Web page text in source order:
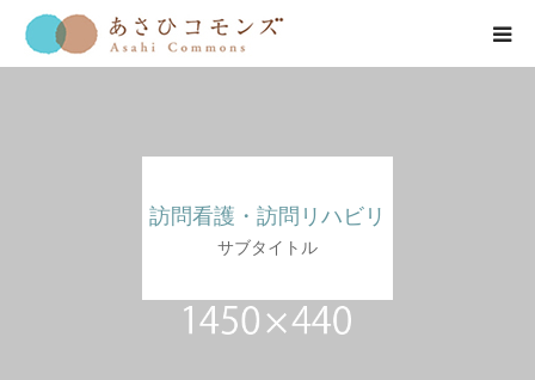
訪問看護・訪問リハビリ
サブタイトル